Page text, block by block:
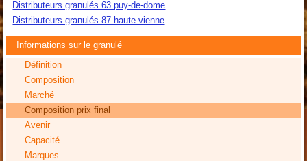
Distributeurs granulés 63 puy-de-dome
Distributeurs granulés 87 haute-vienne
Informations sur le granulé
Définition
Composition
Marché
Composition prix final
Avenir
Capacité
Marques